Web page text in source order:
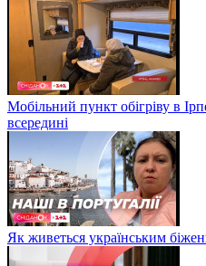
Мобільний пункт обігріву в
всередині
Як живеться українським